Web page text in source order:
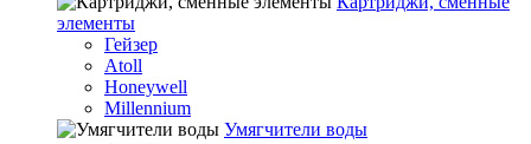
элементы
Гейзер
Atoll
Honeywell
Millennium
Умягчители воды